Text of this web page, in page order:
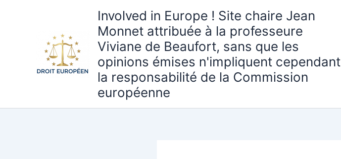
Involved in Europe ! Site chaire Jean
Monnet attribuée à la professeure
Viviane de Beaufort, sans que les
opinions émises n'impliquent cependant
la responsabilité de la Commission
européenne